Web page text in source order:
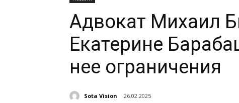
Адвокат Михаил
Екатерине
нее ограничения
Sota Vision 26.02.2025